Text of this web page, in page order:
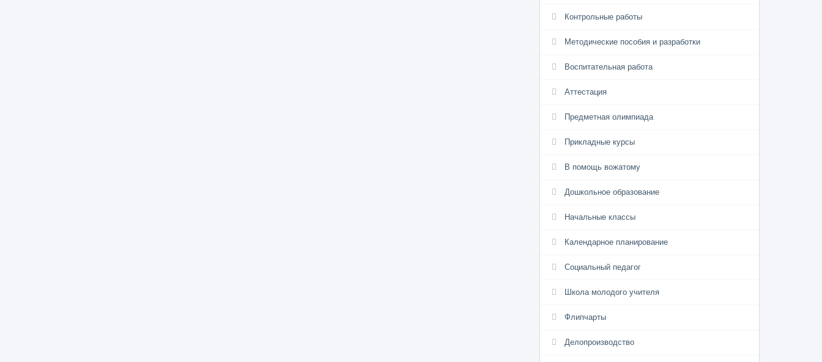
Контрольные работы
Методические пособия и разработки
Воспитательная работа
Аттестация
Предметная олимпиада
Прикладные курсы
В помощь вожатому
Дошкольное образование
Начальные классы
Календарное планирование
Социальный педагог
Школа молодого учителя
Флипчарты
Делопроизводство